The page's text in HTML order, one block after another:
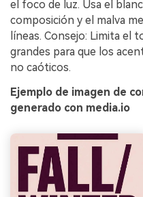
el foco de luz. Usa el
composición y el malva
líneas. Consejo: Limita el
grandes para que los
no caóticos.
Ejemplo de imagen de
generado con media.io